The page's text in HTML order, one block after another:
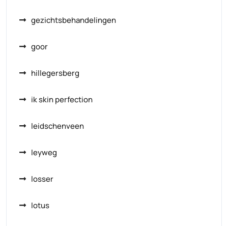
gezichtsbehandelingen
goor
hillegersberg
ik skin perfection
leidschenveen
leyweg
losser
lotus